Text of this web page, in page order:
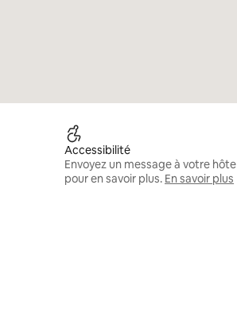
Accessibilité
Envoyez un message à votre hôte
pour en savoir plus. En savoir plus